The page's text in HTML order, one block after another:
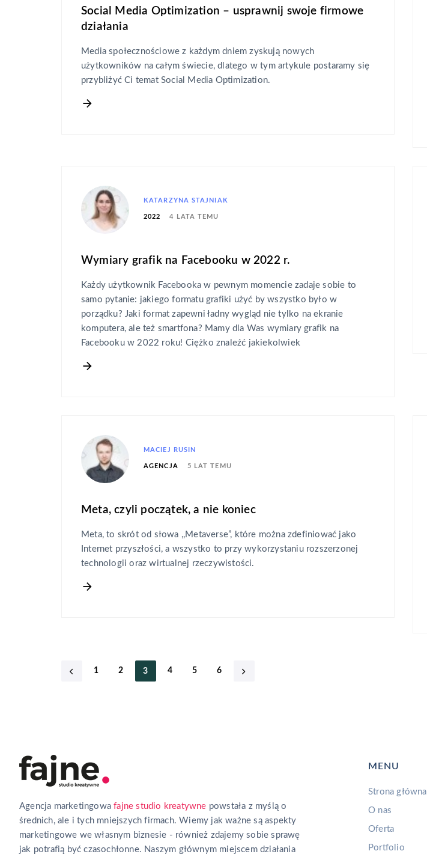
Social Media Optimization – usprawnij swoje firmowe
działania
Media społecznościowe z każdym dniem zyskują nowych
użytkowników na całym świecie, dlatego w tym artykule postaramy się
przybliżyć Ci temat Social Media Optimization.
KATARZYNA STAJNIAK
2022 4 LATA TEMU
Wymiary grafik na Facebooku w 2022 r.
Każdy użytkownik Facebooka w pewnym momencie zadaje sobie to
samo pytanie: jakiego formatu grafiki użyć by wszystko było w
porządku? Jaki format zapewni ładny wygląd nie tylko na ekranie
komputera, ale też smartfona? Mamy dla Was wymiary grafik na
Facebooku w 2022 roku! Ciężko znaleźć jakiekolwiek
MACIEJ RUSIN
AGENCJA 5 LAT TEMU
Meta, czyli początek, a nie koniec
Meta, to skrót od słowa ,,Metaverse”, które można zdefiniować jako
Internet przyszłości, a wszystko to przy wykorzystaniu rozszerzonej
technologii oraz wirtualnej rzeczywistości.
1 2 3 4 5 6
Agencja marketingowafajne studio kreatywne powstała z myślą o
średnich, ale i tych mniejszych firmach. Wiemy jak ważne są aspekty
marketingowe we własnym biznesie - również zdajemy sobie sprawę
jak potrafią być czasochłonne. Naszym głównym miejscem działania
MENU
Strona główna
O nas
Oferta
Portfolio